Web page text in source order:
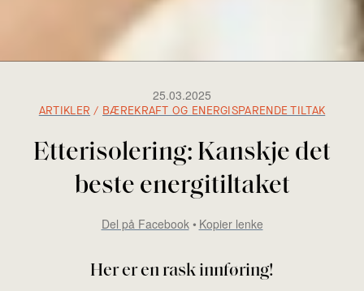
25.03.2025
ARTIKLER / BÆREKRAFT OG ENERGISPARENDE TILTAK
Etterisolering: Kanskje det
beste energitiltaket
Del på Facebook Kopier lenke
Her er en rask innføring!